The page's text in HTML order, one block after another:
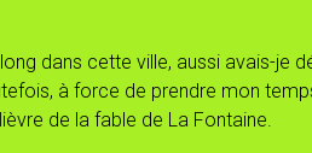
dans cette ville, aussi avais-
à force de prendre mon
de la fable de La Fontaine.